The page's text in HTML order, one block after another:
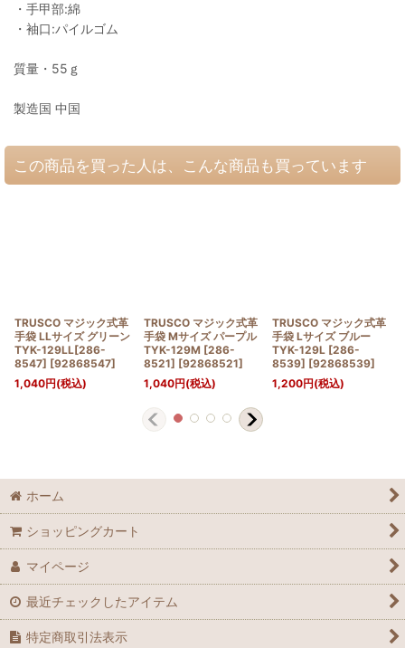
・手甲部:綿
・袖口:パイルゴム
質量・55ｇ
製造国 中国
この商品を買った人は、こんな商品も買っています
TRUSCO マジック式革
手袋 LLサイズ グリーン
TYK-129LL[286-
8547] [92868547]
1,040円(税込)
TRUSCO マジック式革
手袋 Mサイズ パープル
TYK-129M [286-
8521] [92868521]
1,040円(税込)
TRUSCO マジック式革
手袋 Lサイズ ブルー
TYK-129L [286-
8539] [92868539]
1,200円(税込)
ホーム
ショッピングカート
マイページ
最近チェックしたアイテム
特定商取引法表示